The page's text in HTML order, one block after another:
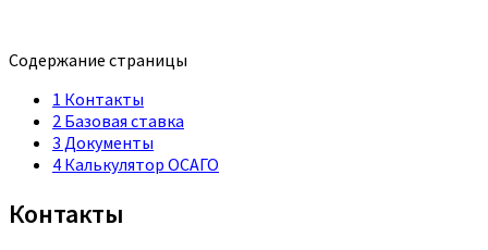
Содержание страницы
1 Контакты
2 Базовая ставка
3 Документы
4 Калькулятор ОСАГО
Контакты